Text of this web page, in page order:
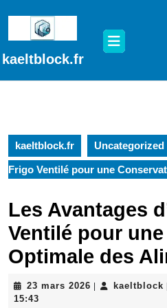
contenu
kaeltblock.fr
Open
Button
kaeltblock.fr Uncategorized
Frigo Ventilé pour une
Les Avantages
Ventilé pour
Optimale des
23 mars 2026 23
kaeltblock
15:43